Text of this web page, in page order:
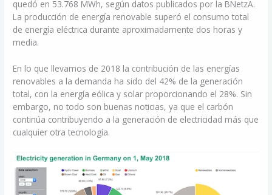
quedó en 53.768 MWh, según datos publicados por la BNetzA.
La producción de energía renovable superó el consumo total
de energía eléctrica durante aproximadamente dos horas y
media.
En lo que llevamos de 2018 la contribución de las energías
renovables a la demanda ha sido del 42% de la generación
total, con la energía eólica y solar proporcionando el 28%. Sin
embargo, no todo son buenas noticias, ya que el carbón
continúa contribuyendo a la generación de electricidad más que
cualquier otra tecnología.